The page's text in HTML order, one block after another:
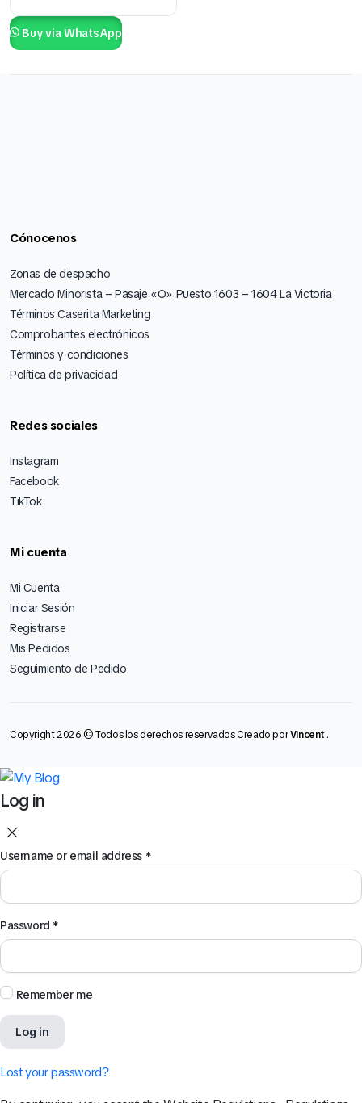
Buy via WhatsApp
Cónocenos
Zonas de despacho
Mercado Minorista – Pasaje «O» Puesto 1603 – 1604 La Victoria
Términos Caserita Marketing
Comprobantes electrónicos
Términos y condiciones
Política de privacidad
Redes sociales
Instagram
Facebook
TikTok
Mi cuenta
Mi Cuenta
Iniciar Sesión
Registrarse
Mis Pedidos
Seguimiento de Pedido
Copyright 2026 © Todos los derechos reservados Creado porVincent .
Log in
Username or email address *
Password *
Remember me
Log in
Lost your password?